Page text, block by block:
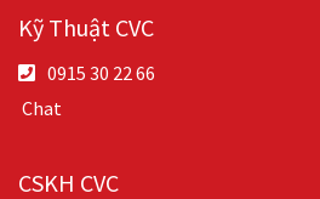
Kỹ Thuật CVC
0915 30 22 66
Chat
CSKH CVC